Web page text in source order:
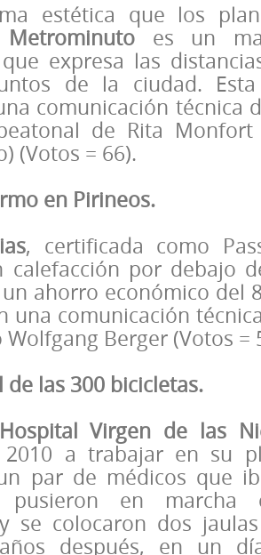
estética que los
Metrominuto es un
expresa las
de la ciudad. Esta
comunicación técnica
de Rita Monfort
(Votos = 66).
en Pirineos.
, certificada como
calefacción por debajo
ahorro económico del
una comunicación
Berger (Votos =
de las 300 bicicletas.
Hospital Virgen de las
2010 a trabajar en su
par de médicos que
pusieron en marcha
se colocaron dos
después, en un